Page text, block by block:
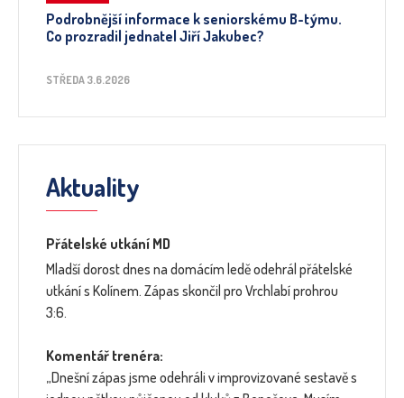
Podrobnější informace k seniorskému B-týmu.
Co prozradil jednatel Jiří Jakubec?
STŘEDA 3.6.2026
Aktuality
Přátelské utkání MD
Mladší dorost dnes na domácím ledě odehrál přátelské
utkání s Kolínem. Zápas skončil pro Vrchlabí prohrou
3:6.
Komentář trenéra:
„Dnešní zápas jsme odehráli v improvizované sestavě s